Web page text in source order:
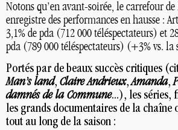
Notons qu’en avant-soirée, le carrefour
enregistre des performances en hausse :
3,1% de pda (712 000 téléspectateurs) et
pda (789 000 téléspectateurs) (+3% vs. la
Portés par de beaux succès critiques
Man’s land, Claire Andrieux,Amanda,
damnés de la Commune...), les séries,
les grands documentaires de la chaîne
tout au long de la saison :